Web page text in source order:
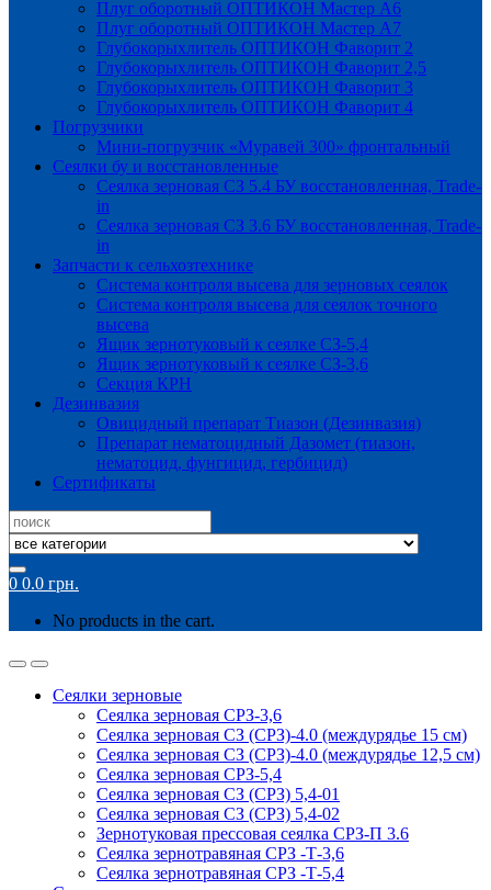
Плуг оборотный ОПТИКОН Мастер А6
Плуг оборотный ОПТИКОН Мастер А7
Глубокорыхлитель ОПТИКОН Фаворит 2
Глубокорыхлитель ОПТИКОН Фаворит 2,5
Глубокорыхлитель ОПТИКОН Фаворит 3
Глубокорыхлитель ОПТИКОН Фаворит 4
Погрузчики
Мини-погрузчик «Муравей 300» фронтальный
Сеялки бу и восстановленные
Сеялка зерновая СЗ 5.4 БУ восстановленная, Trade-
in
Сеялка зерновая СЗ 3.6 БУ восстановленная, Trade-
in
Запчасти к сельхозтехнике
Система контроля высева для зерновых сеялок
Система контроля высева для сеялок точного
высева
Ящик зернотуковый к сеялке СЗ-5,4
Ящик зернотуковый к сеялке СЗ-3,6
Секция КРН
Дезинвазия
Овицидный препарат Тиазон (Дезинвазия)
Препарат нематоцидный Дазомет (тиазон,
нематоцид, фунгицид, гербицид)
Сертификаты
Search
for:
0 0.0 грн.
No products in the cart.
Сеялки зерновые
Сеялка зерновая СРЗ-3,6
Сеялка зерновая СЗ (СРЗ)-4.0 (междурядье 15 см)
Сеялка зерновая СЗ (СРЗ)-4.0 (междурядье 12,5 см)
Сеялка зерновая СРЗ-5,4
Сеялка зерновая СЗ (СРЗ) 5,4-01
Сеялка зерновая СЗ (СРЗ) 5,4-02
Зернотуковая прессовая сеялка СРЗ-П 3.6
Сеялка зернотравяная СРЗ -Т-3,6
Сеялка зернотравяная СРЗ -Т-5,4